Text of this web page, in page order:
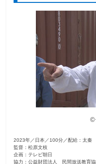
こ
の
©
2023年／日本／100分／配給：太秦
監督：松原文枝
企画：テレビ朝日
協力：公益財団法人 民間放送教育